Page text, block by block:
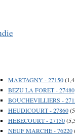
MARTAGNY - 27150
BEZU LA FORET - 27480
BOUCHEVILLIERS -
HEUDICOURT - 27860
HEBECOURT - 27150
NEUF MARCHE - 76220